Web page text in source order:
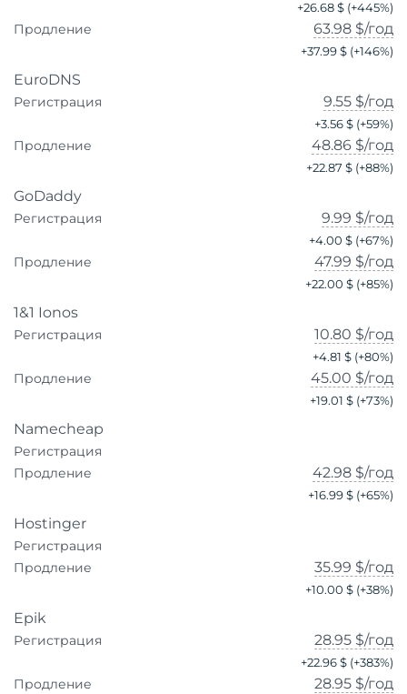
+26.68 $ (+445%)
Продление 63.98 $/год
+37.99 $ (+146%)
EuroDNS
Регистрация 9.55 $/год
+3.56 $ (+59%)
Продление 48.86 $/год
+22.87 $ (+88%)
GoDaddy
Регистрация 9.99 $/год
+4.00 $ (+67%)
Продление 47.99 $/год
+22.00 $ (+85%)
1&1 Ionos
Регистрация 10.80 $/год
+4.81 $ (+80%)
Продление 45.00 $/год
+19.01 $ (+73%)
Namecheap
Регистрация
Продление
42.98 $/год
+16.99 $ (+65%)
Hostinger
Регистрация
Продление
35.99 $/год
+10.00 $ (+38%)
Epik
Регистрация 28.95 $/год
+22.96 $ (+383%)
Продление 28.95 $/год